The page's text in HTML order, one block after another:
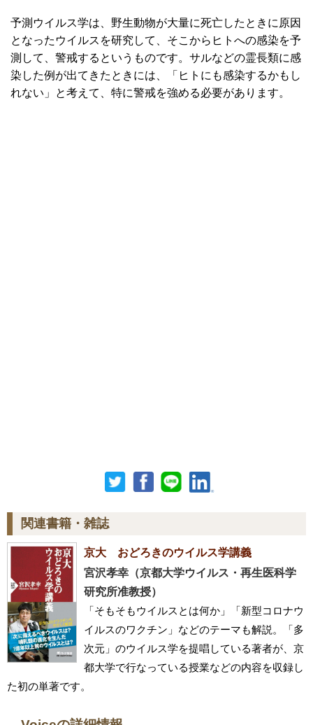
予測ウイルス学は、野生動物が大量に死亡したときに原因
となったウイルスを研究して、そこからヒトへの感染を予
測して、警戒するというものです。サルなどの霊長類に感
染した例が出てきたときには、「ヒトにも感染するかもし
れない」と考えて、特に警戒を強める必要があります。
関連書籍・雑誌
京大 おどろきのウイルス学講義
宮沢孝幸（京都大学ウイルス・再生医科学
研究所准教授）
「そもそもウイルスとは何か」「新型コロナウ
イルスのワクチン」などのテーマも解説。「多
次元」のウイルス学を提唱している著者が、京
都大学で行なっている授業などの内容を収録し
た初の単著です。